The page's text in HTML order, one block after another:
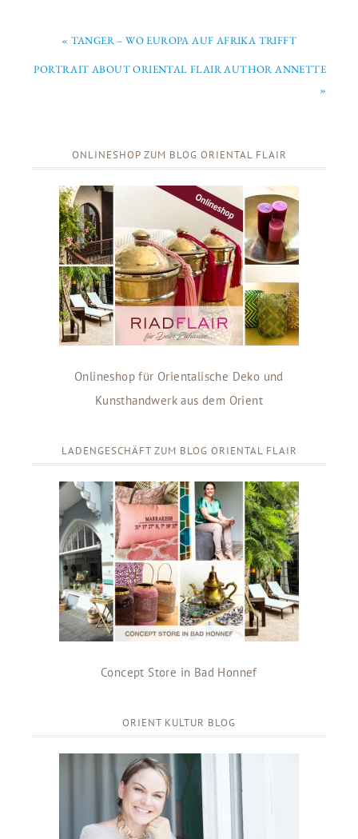
« TANGER – WO EUROPA AUF AFRIKA TRIFFT
PORTRAIT ABOUT ORIENTAL FLAIR AUTHOR ANNETTE
»
ONLINESHOP ZUM BLOG ORIENTAL FLAIR
Onlineshop für Orientalische Deko und
Kunsthandwerk aus dem Orient
LADENGESCHÄFT ZUM BLOG ORIENTAL FLAIR
Concept Store in Bad Honnef
ORIENT KULTUR BLOG